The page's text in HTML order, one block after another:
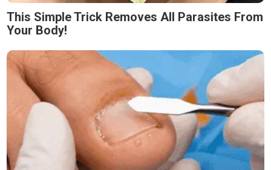
This Simple Trick Removes All Parasites From
Your Body!